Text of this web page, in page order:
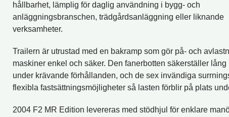
hållbarhet, lämplig för daglig användning i bygg- och
anläggningsbranschen, trädgårdsanläggning eller liknande
verksamheter.
Trailern är utrustad med en bakramp som gör på- och
maskiner enkel och säker. Den fanerbotten säkerställer lång
under krävande förhållanden, och de sex invändiga
flexibla fastsättningsmöjligheter så lasten förblir på plats
2004 F2 MR Edition levereras med stödhjul för enklare